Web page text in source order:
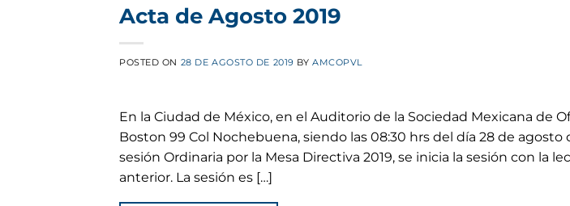
Acta de Agosto 2019
POSTED ON 28 DE AGOSTO DE 2019 BYAMCOPVL
En la Ciudad de México, en el Auditorio de la Sociedad Mexicana de
Boston 99 Col Nochebuena, siendo las 08:30 hrs del día 28 de agosto
sesión Ordinaria por la Mesa Directiva 2019, se inicia la sesión con la
anterior. La sesión es […]